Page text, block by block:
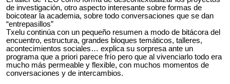
de investigación, otro aspecto interesante sobre formas de
boicotear la academia, sobre todo conversaciones que se dan
“entrepasillos”
Txelu continúa con un pequeño resumen a modo de bitácora del
encuentro, estructura, grandes bloques temáticos, talleres,
acontecimientos sociales… explica su sorpresa ante un
programa que a priori parece frío pero que al vivenciarlo todo era
mucho más permeable y flexible, con muchos momentos de
conversaciones y de intercambios.